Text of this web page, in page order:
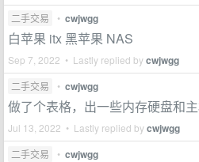
二手交易 • cwjwgg
白苹果 itx 黑苹果 NAS
Sep 7, 2022 • Lastly replied bycwjwgg
二手交易 • cwjwgg
做了个表格，出一些内存硬盘和
Jul 13, 2022 • Lastly replied bycwjwgg
二手交易 • cwjwgg